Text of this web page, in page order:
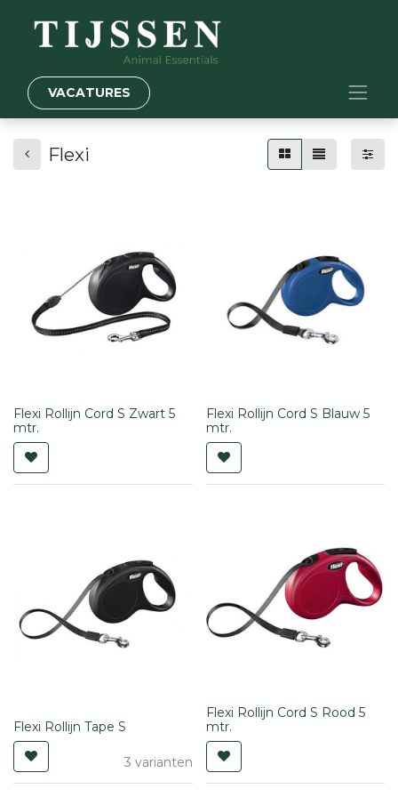
VACATURES
Flexi
Flexi Rollijn Cord S Zwart 5
mtr.
Flexi Rollijn Cord S Blauw 5
mtr.
Flexi Rollijn Tape S
3 varianten
Flexi Rollijn Cord S Rood 5
mtr.